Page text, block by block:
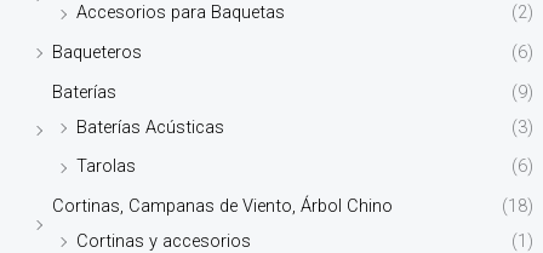
Accesorios para Baquetas
(2)
Baqueteros
(6)
Baterías
(9)
Baterías Acústicas
(3)
Tarolas
(6)
Cortinas, Campanas de Viento, Árbol Chino
(18)
Cortinas y accesorios
(1)